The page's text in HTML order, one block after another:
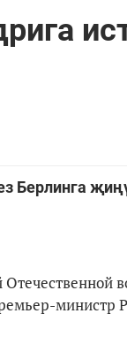
Берлинга
министр